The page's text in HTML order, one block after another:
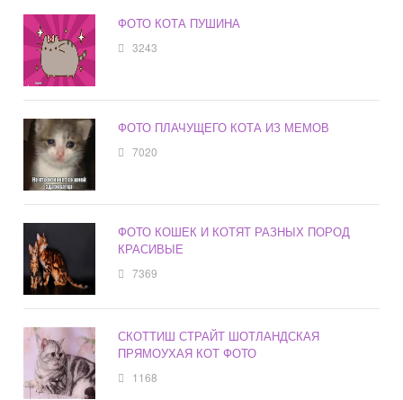
ФОТО КОТА ПУШИНА
3243
ФОТО ПЛАЧУЩЕГО КОТА ИЗ МЕМОВ
7020
ФОТО КОШЕК И КОТЯТ РАЗНЫХ ПОРОД
КРАСИВЫЕ
7369
СКОТТИШ СТРАЙТ ШОТЛАНДСКАЯ
ПРЯМОУХАЯ КОТ ФОТО
1168